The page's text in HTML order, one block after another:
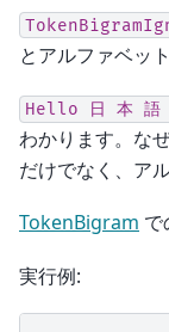
とアルファベッ
Hello 日 本 語
わかります。な
だけでなく、ア
TokenBigram で
実行例: